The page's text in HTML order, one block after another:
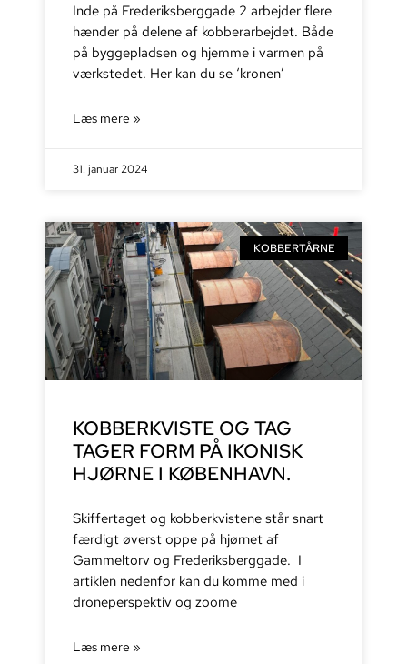
Inde på Frederiksberggade 2 arbejder flere
hænder på delene af kobberarbejdet. Både
på byggepladsen og hjemme i varmen på
værkstedet. Her kan du se ‘kronen’
Læs mere »
31. januar 2024
KOBBERTÅRNE
KOBBERKVISTE OG TAG
TAGER FORM PÅ IKONISK
HJØRNE I KØBENHAVN.
Skiffertaget og kobberkvistene står snart
færdigt øverst oppe på hjørnet af
Gammeltorv og Frederiksberggade. I
artiklen nedenfor kan du komme med i
droneperspektiv og zoome
Læs mere »